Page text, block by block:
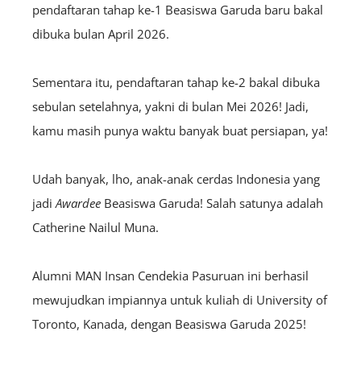
pendaftaran tahap ke-1 Beasiswa Garuda baru bakal
dibuka bulan April 2026.
Sementara itu, pendaftaran tahap ke-2 bakal dibuka
sebulan setelahnya, yakni di bulan Mei 2026! Jadi,
kamu masih punya waktu banyak buat persiapan, ya!
Udah banyak, lho, anak-anak cerdas Indonesia yang
jadi Awardee Beasiswa Garuda! Salah satunya adalah
Catherine Nailul Muna.
Alumni MAN Insan Cendekia Pasuruan ini berhasil
mewujudkan impiannya untuk kuliah di University of
Toronto, Kanada, dengan Beasiswa Garuda 2025!